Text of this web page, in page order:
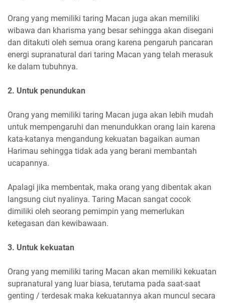
Orang yang memiliki taring Macan juga akan memiliki
wibawa dan kharisma yang besar sehingga akan disegani
dan ditakuti oleh semua orang karena pengaruh pancaran
energi supranatural dari taring Macan yang telah merasuk
ke dalam tubuhnya.
2. Untuk penundukan
Orang yang memiliki taring Macan juga akan lebih mudah
untuk mempengaruhi dan menundukkan orang lain karena
kata-katanya mengandung kekuatan bagaikan auman
Harimau sehingga tidak ada yang berani membantah
ucapannya.
Apalagi jika membentak, maka orang yang dibentak akan
langsung ciut nyalinya. Taring Macan sangat cocok
dimiliki oleh seorang pemimpin yang memerlukan
ketegasan dan kewibawaan.
3. Untuk kekuatan
Orang yang memiliki taring Macan akan memiliki kekuatan
supranatural yang luar biasa, terutama pada saat-saat
genting / terdesak maka kekuatannya akan muncul secara